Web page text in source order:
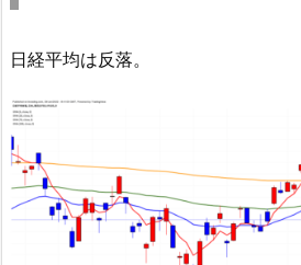
日経平均は反落。